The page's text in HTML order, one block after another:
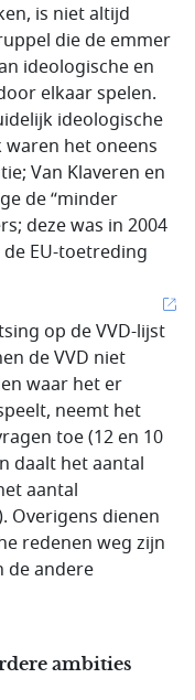
is niet altijd
die de emmer
ideologische en
elkaar spelen.
ideologische
het oneens
Van Klaveren en
de “minder
deze was in 2004
EU-toetreding
op de VVD-lijst
de VVD niet
waar het er
neemt het
toe (12 en 10
daalt het aantal
aantal
Overigens dienen
redenen weg zijn
de andere
ambities